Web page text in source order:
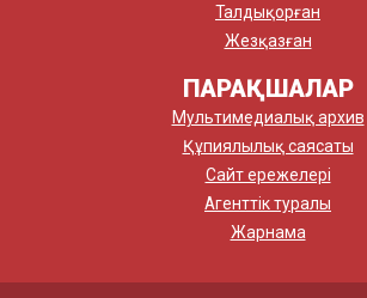
Талдықорған
Жезқазған
ПАРАҚШАЛАР
Мультимедиалық архив
Құпиялылық саясаты
Сайт ережелері
Агенттік туралы
Жарнама